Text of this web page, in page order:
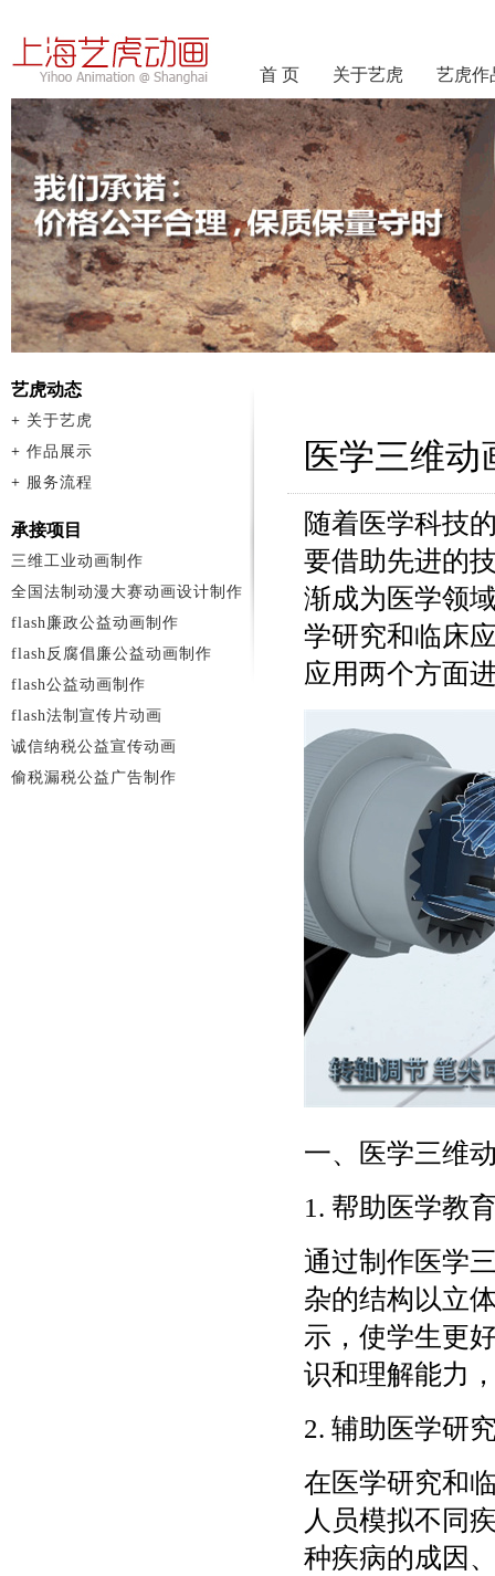
首 页 关于艺虎 艺虎作
医学三维动
随着医学科技
要借助先进的
渐成为医学领
学研究和临床
应用两个方面
一、医学三维
1. 帮助医学教
通过制作医学
杂的结构以立
示，使学生更
识和理解能力
2. 辅助医学研
在医学研究和
人员模拟不同
种疾病的成因
艺虎动态
+ 关于艺虎
+ 作品展示
+ 服务流程
承接项目
三维工业动画制作
全国法制动漫大赛动画设计制作
flash廉政公益动画制作
flash反腐倡廉公益动画制作
flash公益动画制作
flash法制宣传片动画
诚信纳税公益宣传动画
偷税漏税公益广告制作